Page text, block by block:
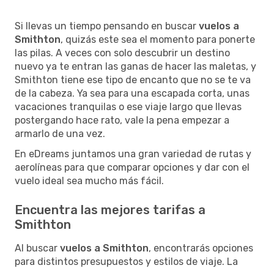
Si llevas un tiempo pensando en buscar vuelos a
Smithton, quizás este sea el momento para ponerte
las pilas. A veces con solo descubrir un destino
nuevo ya te entran las ganas de hacer las maletas, y
Smithton tiene ese tipo de encanto que no se te va
de la cabeza. Ya sea para una escapada corta, unas
vacaciones tranquilas o ese viaje largo que llevas
postergando hace rato, vale la pena empezar a
armarlo de una vez.
En eDreams juntamos una gran variedad de rutas y
aerolíneas para que comparar opciones y dar con el
vuelo ideal sea mucho más fácil.
Encuentra las mejores tarifas a
Smithton
Al buscar vuelos a Smithton, encontrarás opciones
para distintos presupuestos y estilos de viaje. La